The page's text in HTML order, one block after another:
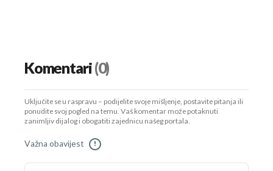
Komentari(0)
Uključite se u raspravu – podijelite svoje mišljenje, postavite pitanja ili
ponudite svoj pogled na temu. Vaš komentar može potaknuti
zanimljiv dijalog i obogatiti zajednicu našeg portala.
Važna obavijest !